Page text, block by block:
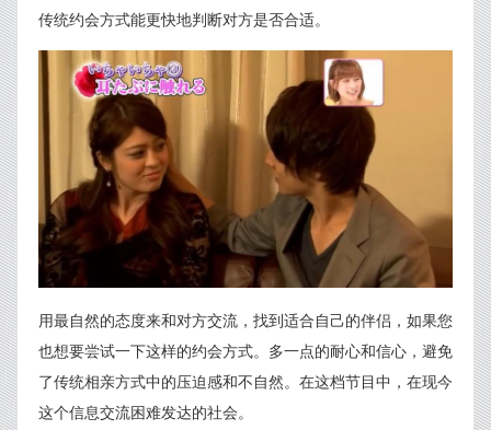
传统约会方式能更快地判断对方是否合适。
用最自然的态度来和对方交流，找到适合自己的伴侣，如果您
也想要尝试一下这样的约会方式。多一点的耐心和信心，避免
了传统相亲方式中的压迫感和不自然。在这档节目中，在现今
这个信息交流困难发达的社会。